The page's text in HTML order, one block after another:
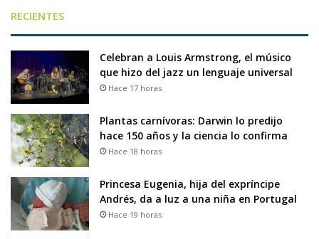
RECIENTES
Celebran a Louis Armstrong, el músico
que hizo del jazz un lenguaje universal
Hace 17 horas
Plantas carnívoras: Darwin lo predijo
hace 150 años y la ciencia lo confirma
Hace 18 horas
Princesa Eugenia, hija del expríncipe
Andrés, da a luz a una niña en Portugal
Hace 19 horas